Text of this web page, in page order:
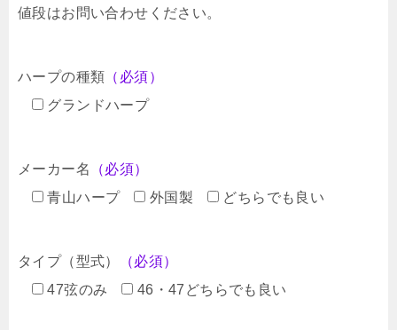
値段はお問い合わせください。
ハープの種類 （必須）
グランドハープ
メーカー名
（必須）
青山ハープ
外国製 どちらでも良い
タイプ（型式）
（必須）
47弦のみ
46・47どちらでも良い